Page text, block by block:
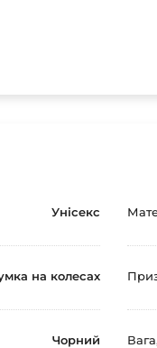
Унісекс
на колесах
Чорний